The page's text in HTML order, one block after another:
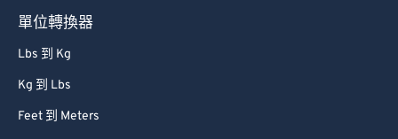
單位轉換器
Lbs 到 Kg
Kg 到 Lbs
Feet 到 Meters